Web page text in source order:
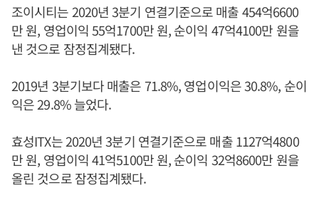
조이시티는 2020년 3분기 연결기준으로 매출 454억6600
만 원, 영업이익 55억1700만 원, 순이익 47억4100만 원을
낸 것으로 잠정집계됐다.
2019년 3분기보다 매출은 71.8%, 영업이익은 30.8%, 순이
익은 29.8% 늘었다.
효성ITX는 2020년 3분기 연결기준으로 매출 1127억4800
만 원, 영업이익 41억5100만 원, 순이익 32억8600만 원을
올린 것으로 잠정집계됐다.